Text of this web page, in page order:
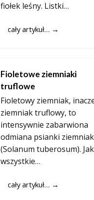
fiołek leśny. Listki…
cały artykuł… →
Fioletowe ziemniaki
truflowe
Fioletowy ziemniak,
ziemniak truflowy, to
intensywnie zabarwiona
odmiana psianki
(Solanum tuberosum). Jak
wszystkie…
cały artykuł… →